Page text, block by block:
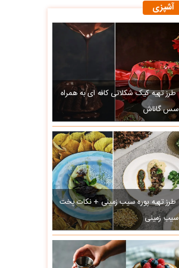
آشپزی
طرز تهیه کیک شکلاتی کافه ای به همراه
سس گاناش
طرز تهیه پوره سیب زمینی + نکات پخت
سیب زمینی